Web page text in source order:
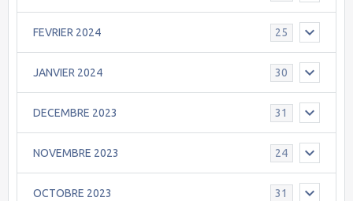
FEVRIER 2024 25
JANVIER 2024 30
DECEMBRE 2023 31
NOVEMBRE 2023 24
OCTOBRE 2023 31